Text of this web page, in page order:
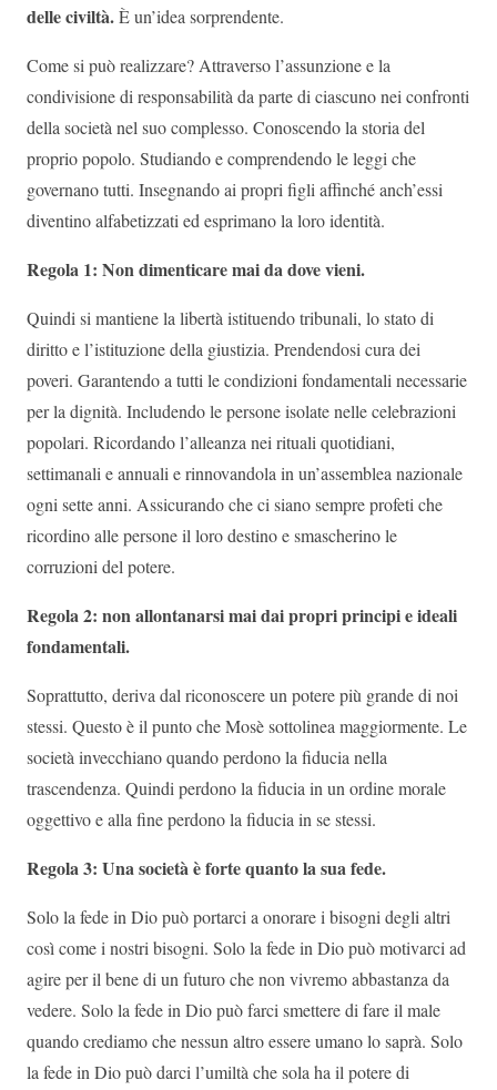
delle civiltà.È un’idea sorprendente.
Come si può realizzare? Attraverso l’assunzione e la
condivisione di responsabilità da parte di ciascuno nei confronti
della società nel suo complesso. Conoscendo la storia del
proprio popolo. Studiando e comprendendo le leggi che
governano tutti. Insegnando ai propri figli affinché anch’essi
diventino alfabetizzati ed esprimano la loro identità.
Regola 1: Non dimenticare mai da dove vieni.
Quindi si mantiene la libertà istituendo tribunali, lo stato di
diritto e l’istituzione della giustizia. Prendendosi cura dei
poveri. Garantendo a tutti le condizioni fondamentali necessarie
per la dignità. Includendo le persone isolate nelle celebrazioni
popolari. Ricordando l’alleanza nei rituali quotidiani,
settimanali e annuali e rinnovandola in un’assemblea nazionale
ogni sette anni. Assicurando che ci siano sempre profeti che
ricordino alle persone il loro destino e smascherino le
corruzioni del potere.
Regola 2: non allontanarsi mai dai propri principi e ideali
fondamentali.
Soprattutto, deriva dal riconoscere un potere più grande di noi
stessi. Questo è il punto che Mosè sottolinea maggiormente. Le
società invecchiano quando perdono la fiducia nella
trascendenza. Quindi perdono la fiducia in un ordine morale
oggettivo e alla fine perdono la fiducia in se stessi.
Regola 3: Una società è forte quanto la sua fede.
Solo la fede in Dio può portarci a onorare i bisogni degli altri
così come i nostri bisogni. Solo la fede in Dio può motivarci ad
agire per il bene di un futuro che non vivremo abbastanza da
vedere. Solo la fede in Dio può farci smettere di fare il male
quando crediamo che nessun altro essere umano lo saprà. Solo
la fede in Dio può darci l’umiltà che sola ha il potere di